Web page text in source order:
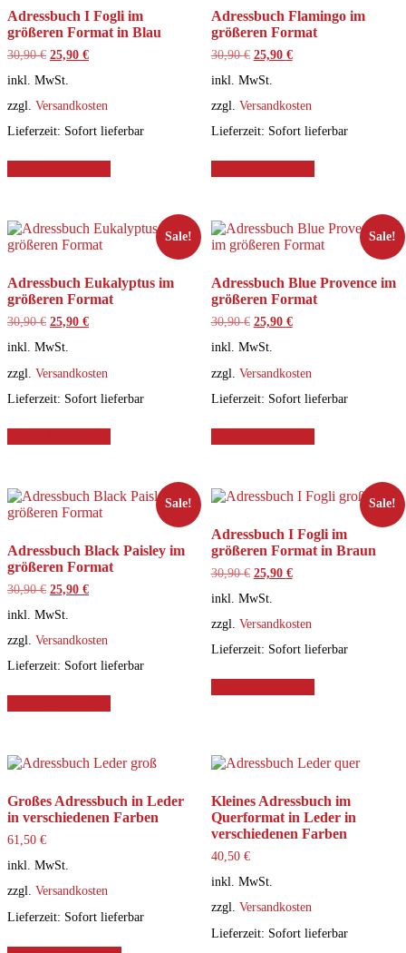
Adressbuch I Fogli im
größeren Format in Blau
30,90€ Ursprünglicher
war:
25,90 €Aktueller
inkl. MwSt.
zzgl. Versandkosten
Lieferzeit: Sofort lieferbar
Adressbuch Flamingo im
größeren Format
30,90€ Ursprünglicher
war:
25,90 €Aktueller
inkl. MwSt.
zzgl. Versandkosten
Lieferzeit: Sofort lieferbar
Sale!
Adressbuch Eukalyptus im
größeren Format
30,90€ Ursprünglicher
war:
25,90 €Aktueller
inkl. MwSt.
zzgl. Versandkosten
Lieferzeit: Sofort lieferbar
Sale!
Adressbuch Blue Provence im
größeren Format
30,90€ Ursprünglicher
war:
25,90 €Aktueller
inkl. MwSt.
zzgl. Versandkosten
Lieferzeit: Sofort lieferbar
Sale!
Adressbuch Black Paisley im
größeren Format
30,90€ Ursprünglicher
war:
25,90 €Aktueller
inkl. MwSt.
zzgl. Versandkosten
Lieferzeit: Sofort lieferbar
Sale!
Adressbuch I Fogli im
größeren Format in Braun
30,90€ Ursprünglicher
war:
25,90 €Aktueller
inkl. MwSt.
zzgl. Versandkosten
Lieferzeit: Sofort lieferbar
Großes Adressbuch in Leder
in verschiedenen Farben
61,50 €
inkl. MwSt.
zzgl. Versandkosten
Lieferzeit: Sofort lieferbar
Kleines Adressbuch im
Querformat in Leder in
verschiedenen Farben
40,50 €
inkl. MwSt.
zzgl. Versandkosten
Lieferzeit: Sofort lieferbar